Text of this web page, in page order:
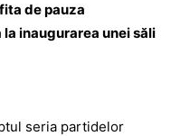
de pauza
inaugurarea unei săli
seria partidelor